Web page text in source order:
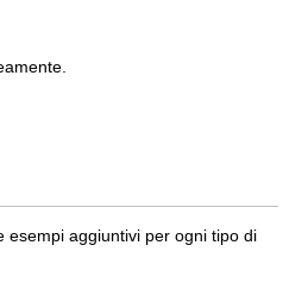
aggiuntivi per ogni tipo di